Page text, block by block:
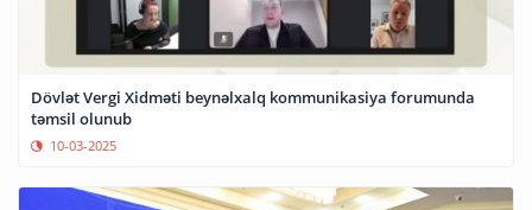
Dövlət Vergi Xidməti beynəlxalq kommunikasiya forumunda
təmsil olunub
10-03-2025